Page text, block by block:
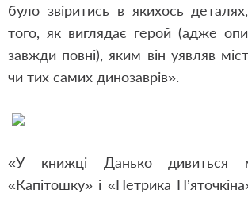
було звіритись в якихось
того, як виглядає герой (адже
завжди повні), яким він уявляв
чи тих самих динозаврів».
«У книжці Данько дивиться
«Капітошку» і «Петрика